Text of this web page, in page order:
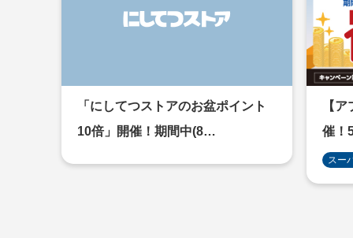
「にしてつストアのお盆ポイント
10倍」開催！期間中(8…
【
催！
スー